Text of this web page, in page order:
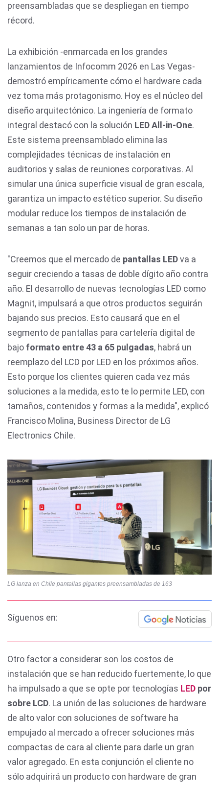
preensambladas que se despliegan en tiempo
récord.
La exhibición -enmarcada en los grandes
lanzamientos de Infocomm 2026 en Las Vegas-
demostró empíricamente cómo el hardware cada
vez toma más protagonismo. Hoy es el núcleo del
diseño arquitectónico. La ingeniería de formato
integral destacó con la solución LED All-in-One.
Este sistema preensamblado elimina las
complejidades técnicas de instalación en
auditorios y salas de reuniones corporativas. Al
simular una única superficie visual de gran escala,
garantiza un impacto estético superior. Su diseño
modular reduce los tiempos de instalación de
semanas a tan solo un par de horas.
"Creemos que el mercado de pantallas LEDva a
seguir creciendo a tasas de doble dígito año contra
año. El desarrollo de nuevas tecnologías LED como
Magnit, impulsará a que otros productos seguirán
bajando sus precios. Esto causará que en el
segmento de pantallas para cartelería digital de
bajo formato entre 43 a 65 pulgadas, habrá un
reemplazo del LCD por LED en los próximos años.
Esto porque los clientes quieren cada vez más
soluciones a la medida, esto te lo permite LED, con
tamaños, contenidos y formas a la medida", explicó
Francisco Molina, Business Director de LG
Electronics Chile.
LG lanza en Chile pantallas gigantes preensambladas de 163
Síguenos en:
Otro factor a considerar son los costos de
instalación que se han reducido fuertemente, lo que
ha impulsado a que se opte por tecnologías LED por
sobre LCD. La unión de las soluciones de hardware
de alto valor con soluciones de software ha
empujado al mercado a ofrecer soluciones más
compactas de cara al cliente para darle un gran
valor agregado. En esta conjunción el cliente no
sólo adquirirá un producto con hardware de gran